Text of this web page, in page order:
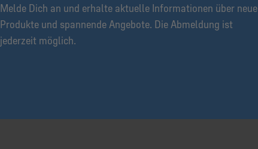
Melde Dich an und erhalte aktuelle Informationen über neue
Produkte und spannende Angebote. Die Abmeldung ist
jederzeit möglich.